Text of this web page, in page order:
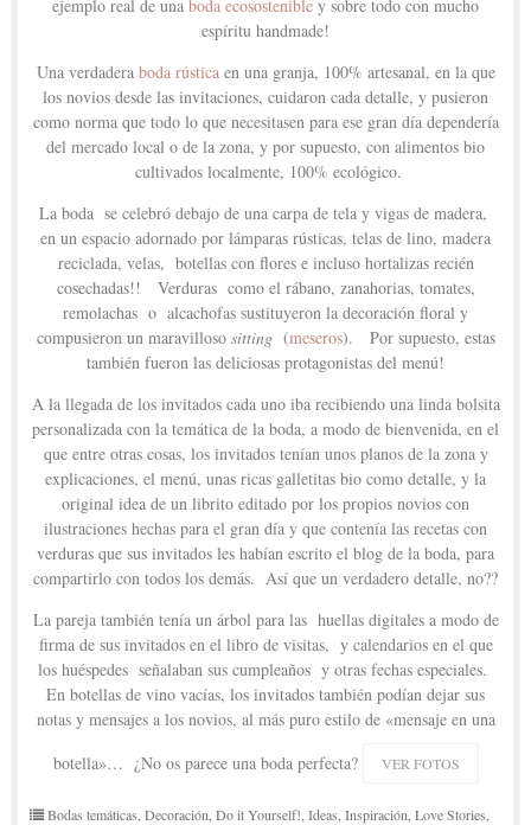
ejemplo real de una boda ecosostenible y sobre todo con mucho
espíritu handmade!
Una verdadera boda rústica en una granja, 100% artesanal, en la que
los novios desde las invitaciones, cuidaron cada detalle, y pusieron
como norma que todo lo que necesitasen para ese gran día dependería
del mercado local o de la zona, y por supuesto, con alimentos bio
cultivados localmente, 100% ecológico.
La boda se celebró debajo de una carpa de tela y vigas de madera,
en un espacio adornado por lámparas rústicas, telas de lino, madera
reciclada, velas, botellas con flores e incluso hortalizas recién
cosechadas!! Verduras como el rábano, zanahorias, tomates,
remolachas o alcachofas sustituyeron la decoración floral y
compusieron un maravilloso sitting (meseros). Por supuesto, estas
también fueron las deliciosas protagonistas del menú!
A la llegada de los invitados cada uno iba recibiendo una linda bolsita
personalizada con la temática de la boda, a modo de bienvenida, en el
que entre otras cosas, los invitados tenían unos planos de la zona y
explicaciones, el menú, unas ricas galletitas bio como detalle, y la
original idea de un librito editado por los propios novios con
ilustraciones hechas para el gran día y que contenía las recetas con
verduras que sus invitados les habían escrito el blog de la boda, para
compartirlo con todos los demás. Así que un verdadero detalle, no??
La pareja también tenía un árbol para las huellas digitales a modo de
firma de sus invitados en el libro de visitas, y calendarios en el que
los huéspedes señalaban sus cumpleaños y otras fechas especiales.
En botellas de vino vacías, los invitados también podían dejar sus
notas y mensajes a los novios, al más puro estilo de «mensaje en una
botella»… ¿No os parece una boda perfecta?
VER FOTOS
Bodas temáticas Decoración Do it Yourself! Ideas Inspiración Love Stories